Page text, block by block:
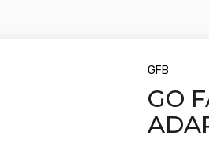
GFB
GO